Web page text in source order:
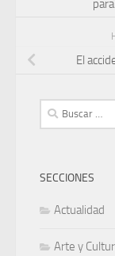
El
Buscar:
SECCIONES
Actualidad
Arte y